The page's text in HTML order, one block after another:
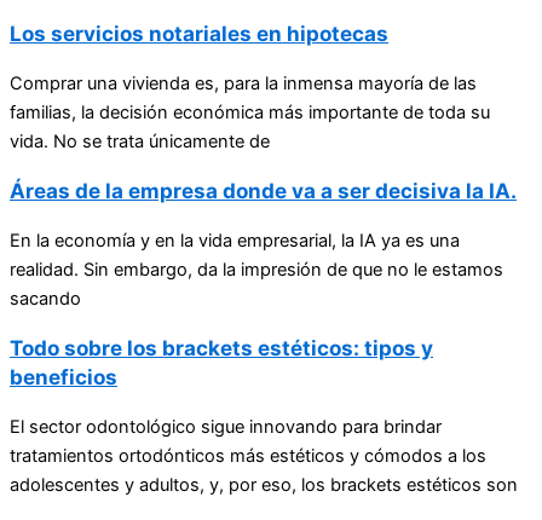
Los servicios notariales en hipotecas
Comprar una vivienda es, para la inmensa mayoría de las
familias, la decisión económica más importante de toda su
vida. No se trata únicamente de
Áreas de la empresa donde va a ser decisiva la IA.
En la economía y en la vida empresarial, la IA ya es una
realidad. Sin embargo, da la impresión de que no le estamos
sacando
Todo sobre los brackets estéticos: tipos y
beneficios
El sector odontológico sigue innovando para brindar
tratamientos ortodónticos más estéticos y cómodos a los
adolescentes y adultos, y, por eso, los brackets estéticos son